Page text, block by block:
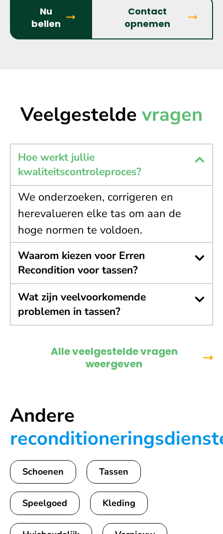
Nu
bellen
Contact
opnemen
Veelgestelde vragen
Hoe werkt jullie
kwaliteitscontroleproces?
We onderzoeken, corrigeren en
herevalueren elke tas om aan de
hoge normen te voldoen.
Waarom kiezen voor Erren
Recondition voor tassen?
Wat zijn veelvoorkomende
problemen in tassen?
Alle veelgestelde vragen
weergeven
Andere
Schoenen Tassen
Speelgoed Kleding